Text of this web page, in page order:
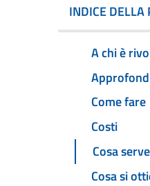
INDICE DELLA
A chi è
Come fare
Costi
Cosa serve
Cosa si